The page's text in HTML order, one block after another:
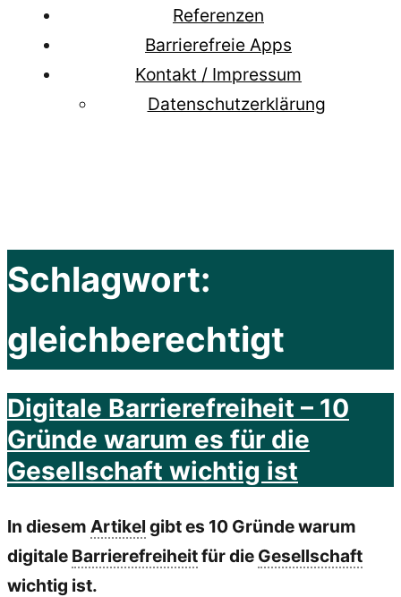
Referenzen
Barrierefreie Apps
Kontakt / Impressum
Datenschutzerklärung
Schlagwort:
gleichberechtigt
Digitale Barrierefreiheit – 10
Gründe warum es für die
Gesellschaft wichtig ist
In diesem Artikel gibt es 10 Gründe warum
digitale Barrierefreiheitfür die Gesellschaft
wichtig ist.